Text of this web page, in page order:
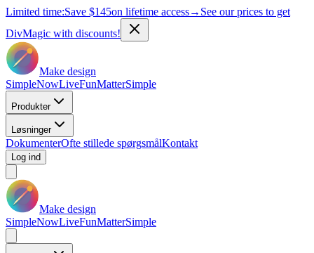
Limited time:Save $145on lifetime access→ See our prices to get
DivMagic with discounts!
Make design
SimpleNowLiveFunMatterSimple
Produkter
Løsninger
DokumenterOfte stillede spørgsmålKontakt
Log ind
Make design
SimpleNowLiveFunMatterSimple